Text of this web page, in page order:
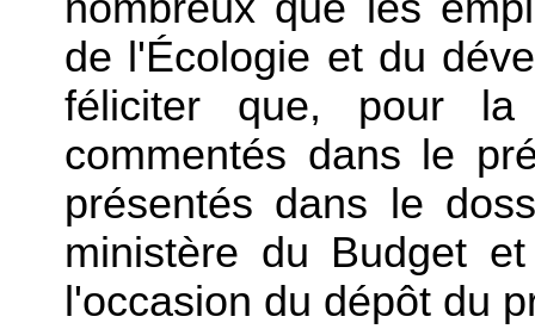
de l'Écologie et du
féliciter que, pour
commentés dans le
présentés dans le
ministère du Budget
l'occasion du dépôt du